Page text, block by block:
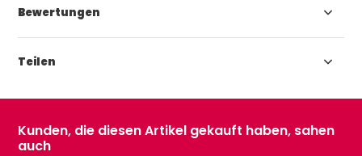
Bewertungen
Teilen
Kunden, die diesen Artikel gekauft haben, sahen
auch